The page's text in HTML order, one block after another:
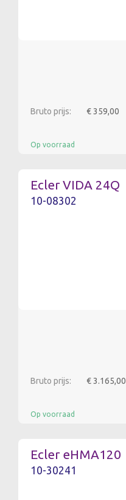
Bruto prijs: € 359,00
Op voorraad
Ecler VIDA 24Q
10-08302
Bruto prijs: € 3.165,00
Op voorraad
Ecler eHMA120
10-30241